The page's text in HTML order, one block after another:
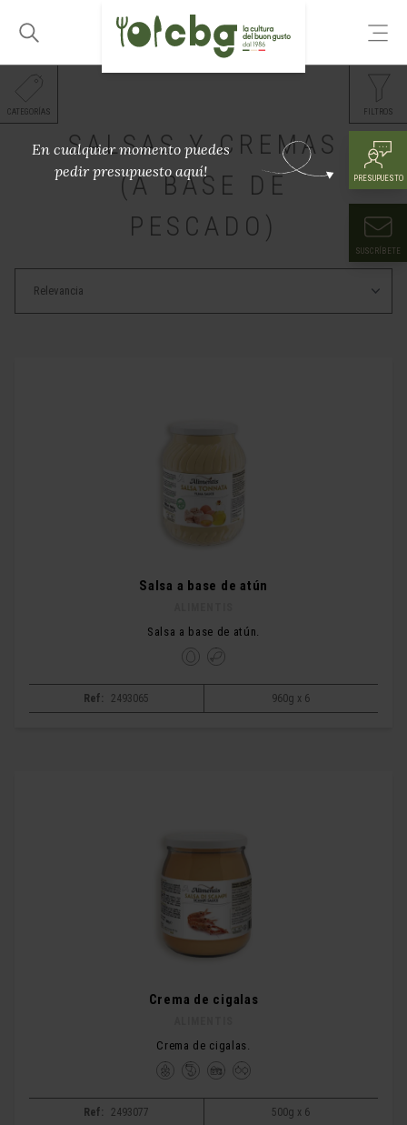
En cualquier momento puedes
pedir presupuesto aquí!
PRESUPUESTO
SUSCRÍBETE
CATEGORÍAS FILTROS
SALSAS Y CREMAS
(A BASE DE
PESCADO)
Salsa a base de atún
Salsa a base de atún.
Ref: 2493065 960g x 6
Crema de cigalas
Crema de cigalas.
Ref: 2493077 500g x 6